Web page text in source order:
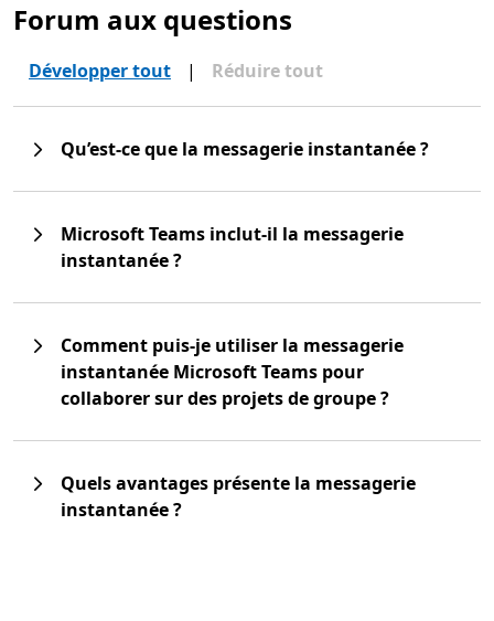
Forum aux questions
Développer tout | Réduire tout
Qu’est-ce que la messagerie instantanée ?
Microsoft Teams inclut-il la messagerie
instantanée ?
Comment puis-je utiliser la messagerie
instantanée Microsoft Teams pour
collaborer sur des projets de groupe ?
Quels avantages présente la messagerie
instantanée ?